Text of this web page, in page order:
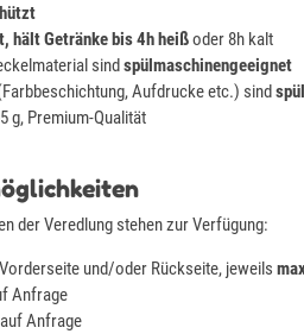
hält Getränke bis 4h heißoder 8h kalt
sindspülmaschinengeeignet
Aufdrucke etc.) sind
g, Premium-Qualität
der Veredlung stehen zur Verfügung:
Vorderseite und/oder Rückseite, jeweils
Anfrage
Anfrage